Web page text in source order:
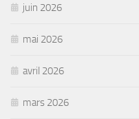
juin 2026
mai 2026
avril 2026
mars 2026